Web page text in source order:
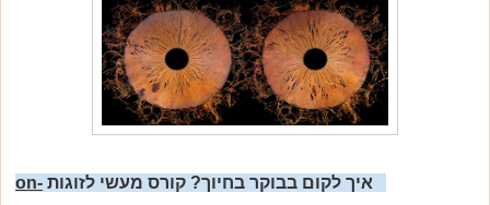
איך לקום בבוקר בחיוך? קורס מעשי לזוגות on-